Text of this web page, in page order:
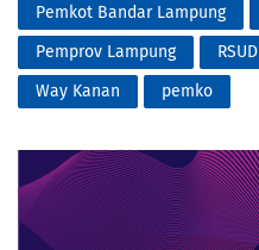
Pemkot Bandar Lampung
Pemprov Lampung
RSUD
Way Kanan
pemko